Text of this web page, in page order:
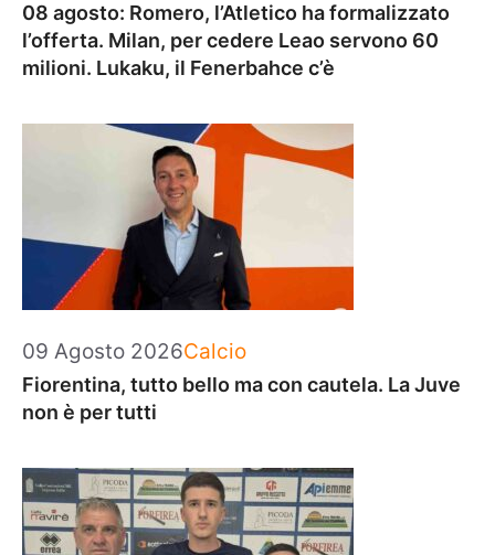
08 agosto: Romero, l’Atletico ha formalizzato
l’offerta. Milan, per cedere Leao servono 60
milioni. Lukaku, il Fenerbahce c’è
09 Agosto 2026Categorie
Calcio
Fiorentina, tutto bello ma con cautela. La Juve
non è per tutti